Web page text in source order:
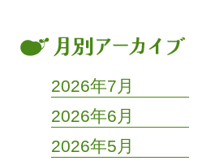
2026年7月
2026年6月
2026年5月